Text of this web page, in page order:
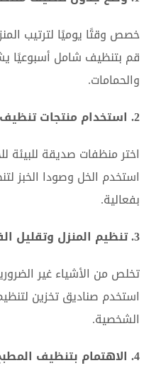
خصص وقتًا يوميًا لترتيب
قم بتنظيف شامل أسبوعيًا
والحمامات.
2. استخدام منتجات تنظيف فعالة وآمنة
اختر منظفات صديقة
استخدم الخل وصودا الخبز
بفعالية.
3. تنظيم المنزل وتقليل الفوضى
تخلص من الأشياء غير
استخدم صناديق تخزين
الشخصية.
4. الاهتمام بتنظيف المطبخ والحمامات يوميًا